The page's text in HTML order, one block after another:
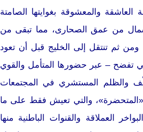
والمعشوقة بغوايتها الصامتة
من عمق الصحارى، مما تبقى من
ثم تنتقل إلى الخليج قبل أن تعود
تفضح – عبر حضورها المتأمل والقوي
والظلم المستشري في المجتمعات
«المتحضرة»، والتي تعيش فقط على ما
العملاقة والقنوات الباطنية منها